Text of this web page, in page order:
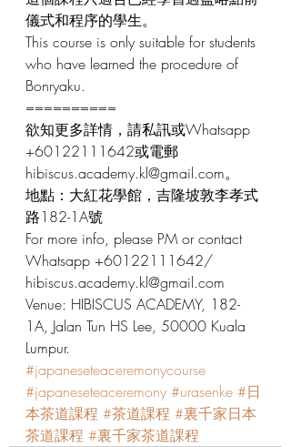
儀式和程序的學生。
This course is only suitable for students
who have learned the procedure of
Bonryaku.
==========
欲知更多詳情，請私訊或Whatsapp
+60122111642或電郵
hibiscus.academy.kl@gmail.com。
地點：大紅花學館，吉隆坡敦李孝式
路182-1A號
For more info, please PM or contact
Whatsapp +60122111642/
hibiscus.academy.kl@gmail.com
Venue: HIBISCUS ACADEMY, 182-
1A, Jalan Tun HS Lee, 50000 Kuala
Lumpur.
#japaneseteaceremonycourse
#japaneseteaceremony #urasenke #日
本茶道課程 #茶道課程 #裏千家日本
茶道課程 #裏千家茶道課程